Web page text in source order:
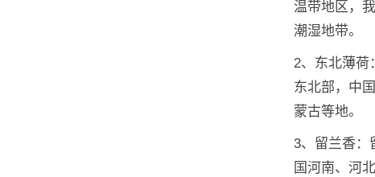
温带地区，
潮湿地带。
2、东北薄荷
东北部，中
蒙古等地。
3、留兰香：
国河南、河